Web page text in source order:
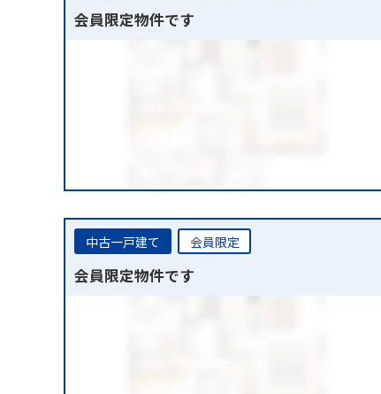
会員限定物件です
中古一戸建て 会員限定
会員限定物件です